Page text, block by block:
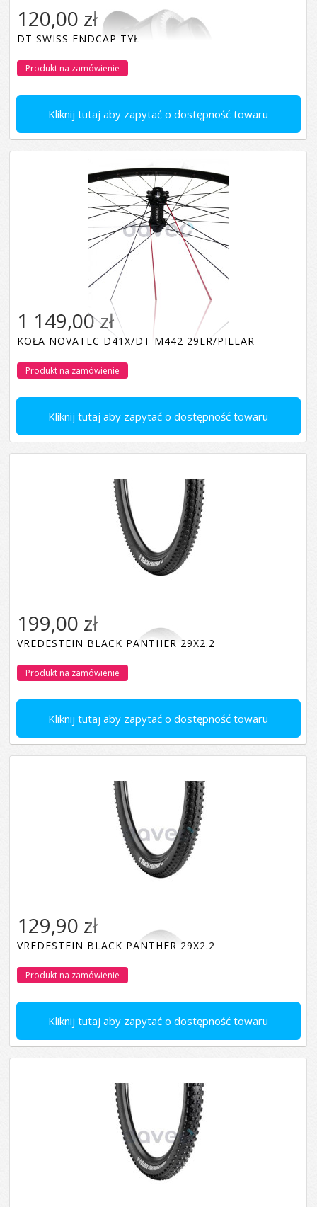
Kliknij tutaj aby zapytać o dostępność towaru
120,00 zł
DT SWISS ENDCAP TYŁ
Produkt na zamówienie
Kliknij tutaj aby zapytać o dostępność towaru
1 149,00 zł
KOŁA NOVATEC D41X/DT M442 29ER/PILLAR
Produkt na zamówienie
Kliknij tutaj aby zapytać o dostępność towaru
199,00 zł
VREDESTEIN BLACK PANTHER 29X2.2
Produkt na zamówienie
Kliknij tutaj aby zapytać o dostępność towaru
129,90 zł
VREDESTEIN BLACK PANTHER 29X2.2
Produkt na zamówienie